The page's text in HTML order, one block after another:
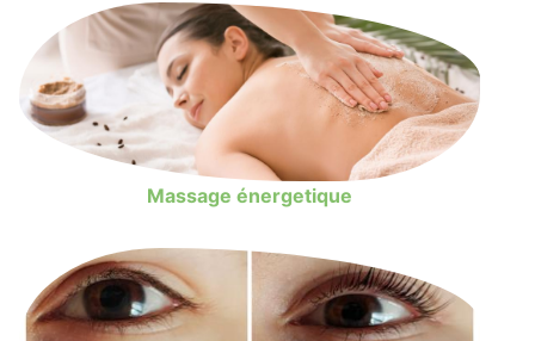
Massage énergetique